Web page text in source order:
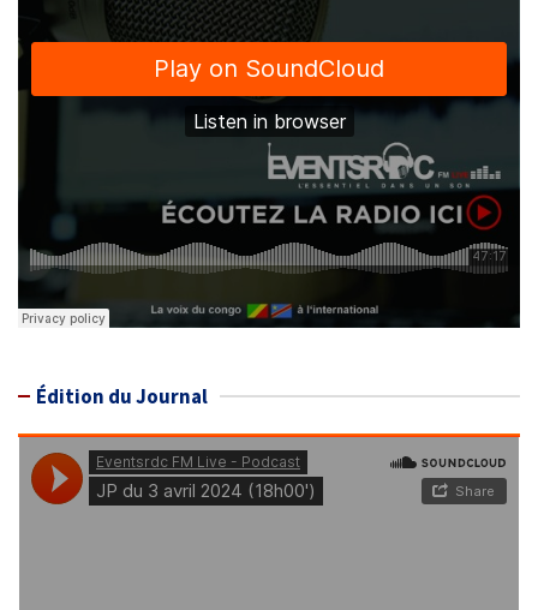
Édition du Journal